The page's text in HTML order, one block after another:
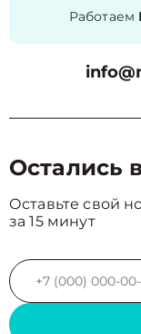
Работаем
Остались
Оставьте свой
за 15 минут